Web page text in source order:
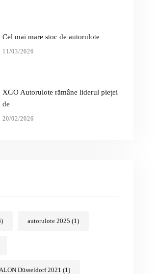
Cel mai mare stoc de autorulote
11/03/2026
XGO Autorulote rămâne liderul pieței
de
20/02/2026
autorulote 2025 (1)
Düsseldorf 2021 (1)